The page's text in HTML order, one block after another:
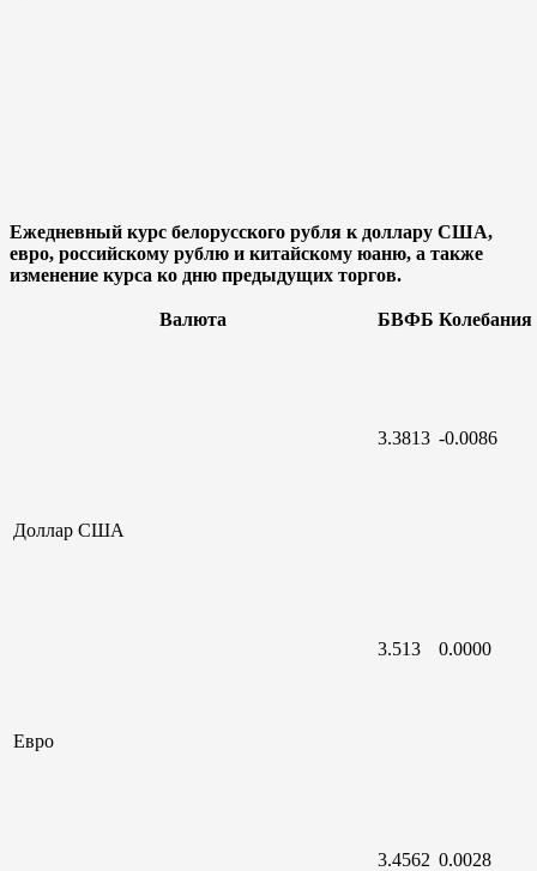
Ежедневный курс белорусского рубля к доллару США,
евро, российскому рублю и китайскому юаню, а также
изменение курса ко дню предыдущих торгов.
Валюта БВФБ Колебания
Доллар США
3.3813 -0.0086
Евро
3.513 0.0000
3.4562 0.0028